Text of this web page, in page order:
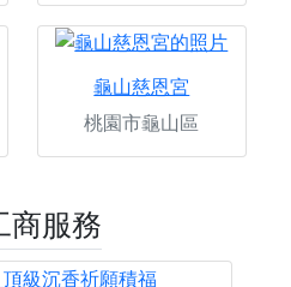
龜山慈恩宮
桃園市龜山區
商服務